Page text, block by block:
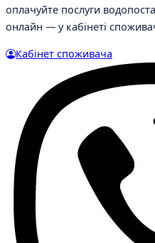
оплачуйте послуги
онлайн — у кабінеті
Кабінет споживача